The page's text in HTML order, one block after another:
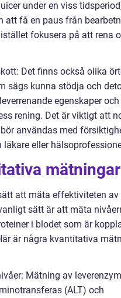
under en viss
att få en paus från
fokusera på att rena
Det finns också olika
sägs kunna stödja och
egenskaper
rening. Det är viktigt att
användas med
läkare eller
mätningar
att mäta effektiviteten av
sätt är att mäta
i blodet som är
är några kvantitativa
Mätning av
(ALT) och